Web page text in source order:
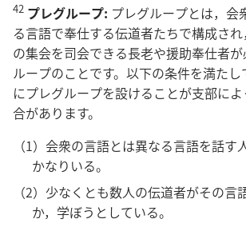
42 プレグループ: プレグループとは，会
る言語で奉仕する伝道者たちで構成さ
の集会を司会できる長老や援助奉仕者
ループのことです。以下の条件を満た
にプレグループを設けることが支部に
合があります。
（1） 会衆の言語とは異なる言語を話す
かなりいる。
（2） 少なくとも数人の伝道者がその言
か，学ぼうとしている。